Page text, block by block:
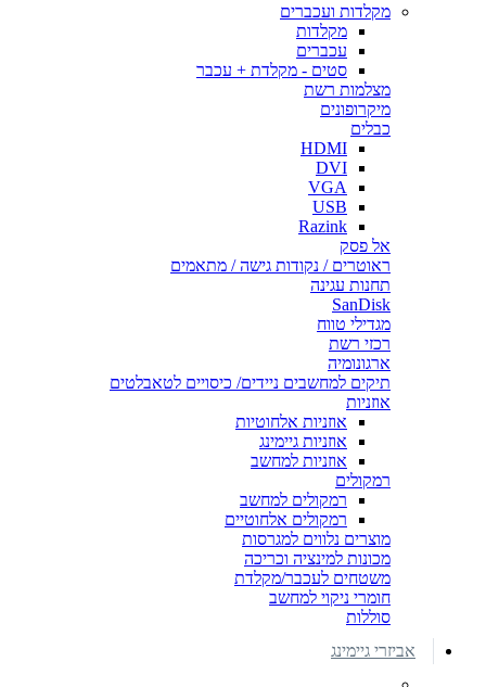
מקלדות ועכברים
מקלדות
עכברים
סטים - מקלדת + עכבר
מצלמות רשת
מיקרופונים
כבלים
HDMI
DVI
VGA
USB
Razink
אל פסק
ראוטרים / נקודות גישה / מתאמים
תחנות עגינה
SanDisk
מגדילי טווח
רכזי רשת
ארגונומיה
תיקים למחשבים ניידים/ כיסויים לטאבלטים
אוזניות
אוזניות אלחוטיות
אוזניות גיימינג
אוזניות למחשב
רמקולים
רמקולים למחשב
רמקולים אלחוטיים
מוצרים נלווים למגרסות
מכונות למינציה וכריכה
משטחים לעכבר/מקלדת
חומרי ניקוי למחשב
סוללות
אביזרי גיימינג